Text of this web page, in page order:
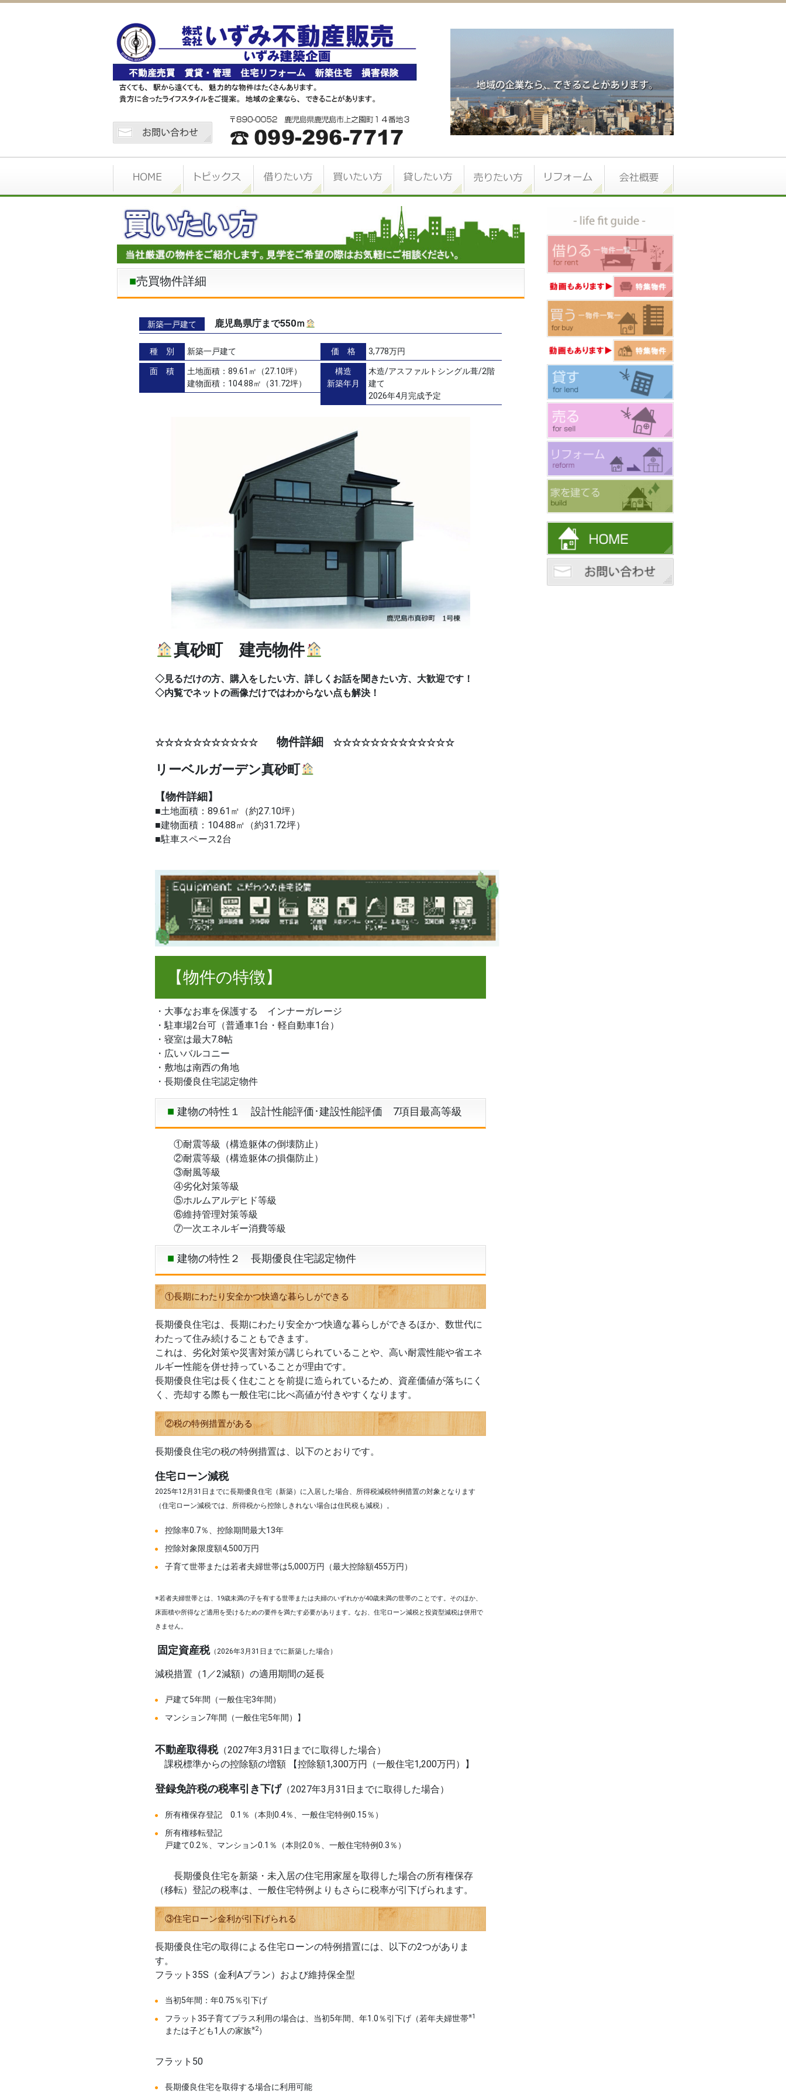
売買物件詳細
新築一戸建て 鹿児島県庁まで550ｍ
種 別 新築一戸建て 価 格 3,778万円
面 積
土地面積：89.61㎡（27.10坪）
建物面積：104.88㎡（31.72坪）
構造
新築年月
木造/アスファルトシングル葺/2階
建て
2026年4月完成予定
真砂町 建売物件
◇見るだけの方、購入をしたい方、詳しくお話を聞きたい方、大歓迎です！
◇内覧でネットの画像だけではわからない点も解決！
☆☆☆☆☆☆☆☆☆☆☆物件詳細 ☆☆☆☆☆☆☆☆☆☆☆☆☆
リーベルガーデン真砂町
【物件詳細】
■土地面積：89.61㎡（約27.10坪）
■建物面積：104.88㎡（約31.72坪）
■駐車スペース2台
【物件の特徴】
・大事なお車を保護する インナーガレージ
・駐車場2台可（普通車1台・軽自動車1台）
・寝室は最大7.8帖
・広いバルコニー
・敷地は南西の角地
・長期優良住宅認定物件
建物の特性１ 設計性能評価･建設性能評価 7項目最高等級
①耐震等級（構造躯体の倒壊防止）
②耐震等級（構造躯体の損傷防止）
③耐風等級
④劣化対策等級
⑤ホルムアルデヒド等級
⑥維持管理対策等級
⑦一次エネルギー消費等級
建物の特性２ 長期優良住宅認定物件
①長期にわたり安全かつ快適な暮らしができる
長期優良住宅は、長期にわたり安全かつ快適な暮らしができるほか、数世代に
わたって住み続けることもできます。
これは、劣化対策や災害対策が講じられていることや、高い耐震性能や省エネ
ルギー性能を併せ持っていることが理由です。
長期優良住宅は長く住むことを前提に造られているため、資産価値が落ちにく
く、売却する際も一般住宅に比べ高値が付きやすくなります。
②税の特例措置がある
長期優良住宅の税の特例措置は、以下のとおりです。
住宅ローン減税
2025年12月31日までに長期優良住宅（新築）に入居した場合、所得税減税特例措置の対象となります
（住宅ローン減税では、所得税から控除しきれない場合は住民税も減税）。
控除率0.7％、控除期間最大13年
控除対象限度額4,500万円
子育て世帯または若者夫婦世帯は5,000万円（最大控除額455万円）
※若者夫婦世帯とは、19歳未満の子を有する世帯または夫婦のいずれかが40歳未満の世帯のことです。そのほか、
床面積や所得など適用を受けるための要件を満たす必要があります。なお、住宅ローン減税と投資型減税は併用で
きません。
固定資産税（2026年3月31日までに新築した場合）
減税措置（1／2減額）の適用期間の延長
戸建て5年間（一般住宅3年間）
マンション7年間（一般住宅5年間）】
不動産取得税（2027年3月31日までに取得した場合）
課税標準からの控除額の増額 【控除額1,300万円（一般住宅1,200万円）】
登録免許税の税率引き下げ（2027年3月31日までに取得した場合）
所有権保存登記 0.1％（本則0.4％、一般住宅特例0.15％）
所有権移転登記
戸建て0.2％、マンション0.1％（本則2.0％、一般住宅特例0.3％）
長期優良住宅を新築・未入居の住宅用家屋を取得した場合の所有権保存
（移転）登記の税率は、一般住宅特例よりもさらに税率が引下げられます。
③住宅ローン金利が引下げられる
長期優良住宅の取得による住宅ローンの特例措置には、以下の2つがありま
す。
フラット35S（金利Aプラン）および維持保全型
当初5年間：年0.75％引下げ
フラット35子育てプラス利用の場合は、当初5年間、年1.0％引下げ（若年夫婦世帯※1
または子ども1人の家族※2）
フラット50
長期優良住宅を取得する場合に利用可能